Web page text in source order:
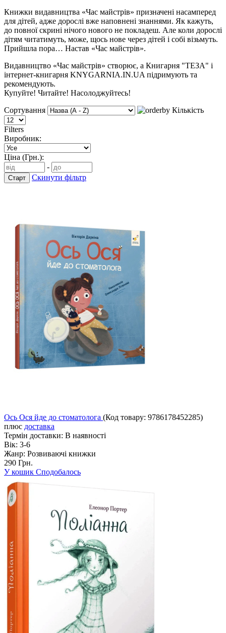
Книжки видавництва «Час майстрів» призначені насамперед
для дітей, адже дорослі вже наповнені знаннями. Як кажуть,
до повної скрині нічого нового не покладеш. Але коли дорослі
дітям читатимуть, може, щось нове через дітей і собі візьмуть.
Прийшла пора… Настав «Час майстрів».
Видавництво «Час майстрів» створює, а Книгарня "ТЕЗА" і
інтернет-книгарня KNYGARNIA.IN.UA підримують та
рекомендують.
Купуйте! Читайте! Насолоджуйтесь!
Сортування
Кількість
Filters
Виробник:
Ціна (Грн.):
-
Скинути фільтр
Ось Ося йде до стоматолога (Код товару: 9786178452285)
плюс доставка
Термін доставки: В наявності
Вік: 3-6
Жанр: Розвиваючі книжки
290 Грн.
У кошик Сподобалось